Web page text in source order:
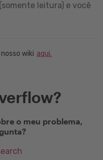
leitura) e você
wiki aqui.
o meu problema,